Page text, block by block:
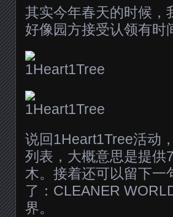
其实今年春天的时候，
好像园方接受认领有时
说回1Heart1Tree活动
列表，大概意思是提供
木。接着还可以留下一
了：CLEANER
界。